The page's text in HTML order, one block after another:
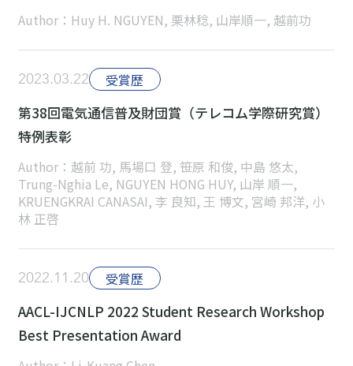
Author：Huy H. NGUYEN, 栗林稔, 山岸順一, 越前功
2023.03.22 受賞歴
第38回電気通信普及財団賞（テレコム学際研究賞）
特例表彰
Author：越前 功, 馬場口 登, 笹原 和俊, 中島 悠太,
Trung-Nghia Le, NGUYEN HONG HUY, 山岸 順一,
KRUENGKRAI CANASAI, 李 良知, 王 博文, 宮崎 邦洋, 小
林 正啓
2022.11.20 受賞歴
AACL-IJCNLP 2022 Student Research Workshop
Best Presentation Award